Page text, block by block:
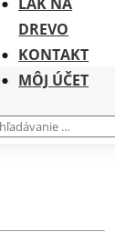
DREVO
KONTAKT
MÔJ ÚČET